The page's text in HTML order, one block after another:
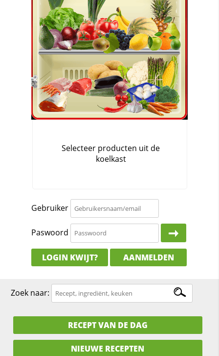
Gebruiker
Paswoord
LOGIN KWIJT? AANMELDEN
Zoek naar:
RECEPT VAN DE DAG
NIEUWE RECEPTEN